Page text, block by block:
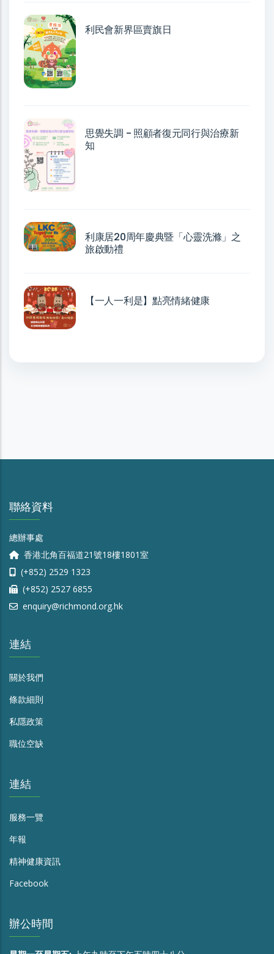
利民會新界區賣旗日
思覺失調 - 照顧者復元同行與治療新
知
利康居20周年慶典暨「心靈洗滌」之
旅啟動禮
【一人一利是】點亮情緒健康
聯絡資料
總辦事處
香港北角百福道21號18樓1801室
(+852) 2529 1323
(+852) 2527 6855
enquiry@richmond.org.hk
連結
關於我們
條款細則
私隱政策
職位空缺
連結
服務一覽
年報
精神健康資訊
Facebook
辦公時間